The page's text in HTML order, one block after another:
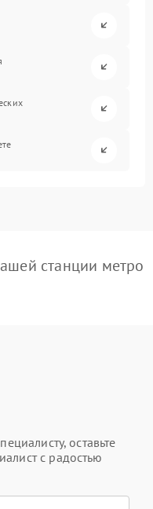
станции метро
оставьте
с радостью